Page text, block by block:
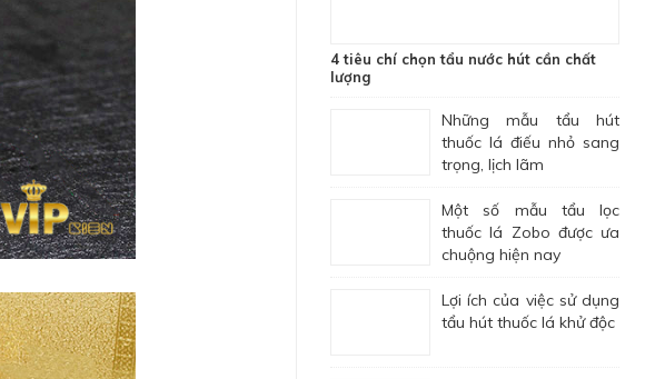
4 tiêu chí chọn tẩu nước hút cần chất
lượng
Những mẫu tẩu hút
thuốc lá điếu nhỏ sang
trọng, lịch lãm
Một số mẫu tẩu lọc
thuốc lá Zobo được ưa
chuộng hiện nay
Lợi ích của việc sử dụng
tẩu hút thuốc lá khử độc